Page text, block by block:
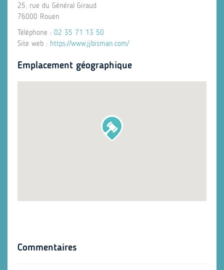
25, rue du Général Giraud
76000 Rouen
Téléphone : 02 35 71 13 50
Site web : https://www.jjbisman.com/
Emplacement géographique
Commentaires